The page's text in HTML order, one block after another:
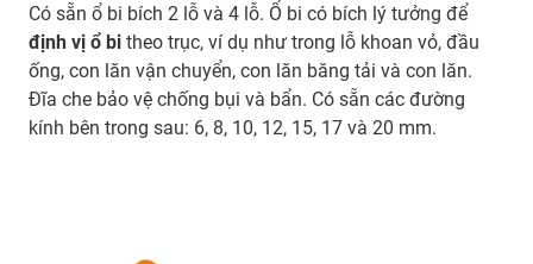
Có sẵn ổ bi bích 2 lỗ và 4 lỗ. Ổ bi có bích lý tưởng để
định vị ổ bi theo trục, ví dụ như trong lỗ khoan vỏ, đầu
ống, con lăn vận chuyển, con lăn băng tải và con lăn.
Đĩa che bảo vệ chống bụi và bẩn. Có sẵn các đường
kính bên trong sau: 6, 8, 10, 12, 15, 17 và 20 mm.